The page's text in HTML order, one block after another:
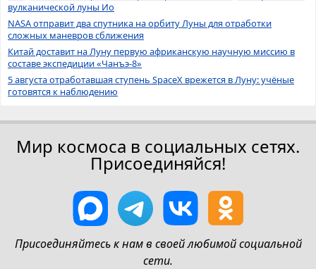
вулканической луны Ио
NASA отправит два спутника на орбиту Луны для отработки
сложных маневров сближения
Китай доставит на Луну первую африканскую научную миссию в
составе экспедиции «Чанъэ-8»
5 августа отработавшая ступень SpaceX врежется в Луну: учёные
готовятся к наблюдению
Мир космоса в социальных сетях.
Присоединяйся!
Присоединяйтесь к нам в своей любимой социальной
сети.